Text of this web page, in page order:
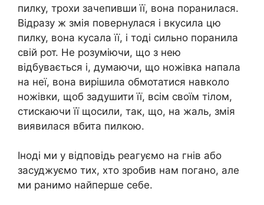
пилку, трохи зачепивши її, вона поранилася.
Відразу ж змія повернулася і вкусила цю
пилку, вона кусала її, і тоді сильно поранила
свій рот. Не розуміючи, що з нею
відбувається і, думаючи, що ножівка напала
на неї, вона вирішила обмотатися навколо
ножівки, щоб задушити її, всім своїм тілом,
стискаючи її щосили, так, що, на жаль, змія
виявилася вбита пилкою.
Іноді ми у відповідь реагуємо на гнів або
засуджуємо тих, хто зробив нам погано, але
ми ранимо найперше себе.